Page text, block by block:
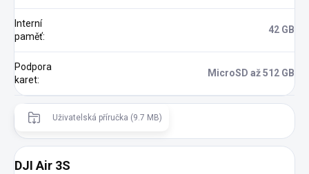
Interní
paměť:
42 GB
Podpora
karet:
MicroSD až 512 GB
Uživatelská příručka (9.7 MB)
DJI Air 3S